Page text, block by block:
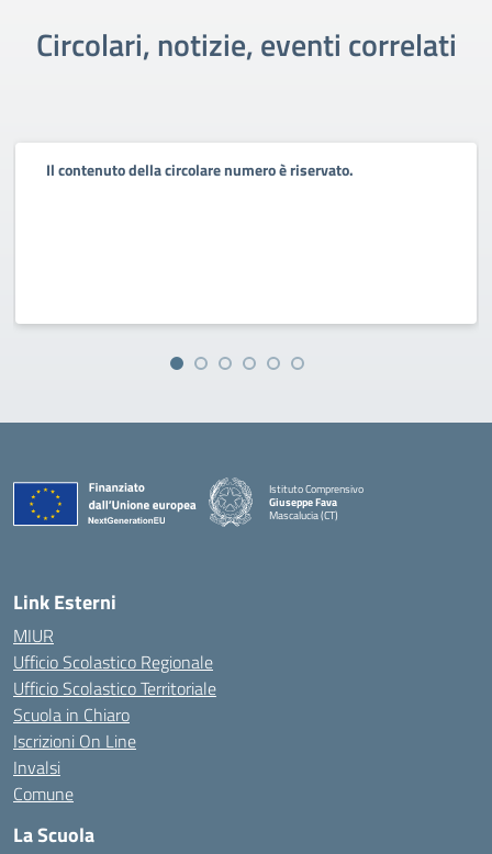
Circolari, notizie, eventi correlati
Il contenuto della circolare numero è riservato.
Istituto Comprensivo
Giuseppe Fava
Mascalucia (CT)
Link Esterni
MIUR
Ufficio Scolastico Regionale
Ufficio Scolastico Territoriale
Scuola in Chiaro
Iscrizioni On Line
Invalsi
Comune
La Scuola